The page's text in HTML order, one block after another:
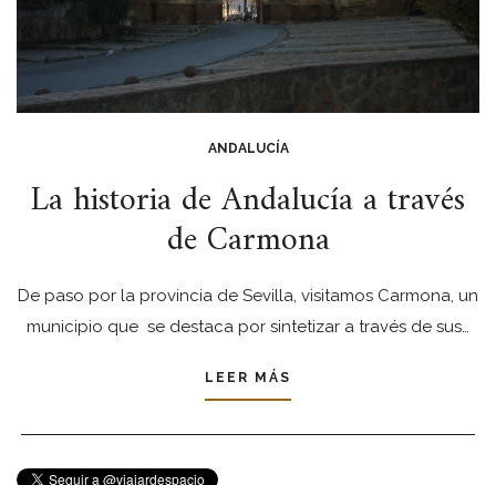
ANDALUCÍA
La historia de Andalucía a través
de Carmona
De paso por la provincia de Sevilla, visitamos Carmona, un
municipio que se destaca por sintetizar a través de sus…
LEER MÁS